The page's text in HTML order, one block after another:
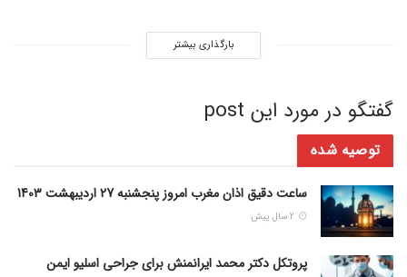
بارگذاری بیشتر
گفتگو در مورد این post
توصیه شده
ساعت دقیق اذان مغرب امروز پنجشنبه 27 اردیبهشت 1403
پروتکل دکتر محمد ایرانمنش برای جراحی اسلیو ایمن